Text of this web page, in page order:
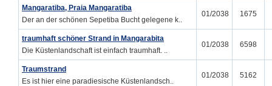
Mangaratiba, Praia Mangaratiba
Der an der schönen Sepetiba Bucht gelegene k..
01/2038 1675
traumhaft schöner Strand in Mangarabita
Die Küstenlandschaft ist einfach traumhaft. ..
01/2038 6598
Traumstrand
Es ist hier eine paradiesische Küstenlandsch..
01/2038 5162